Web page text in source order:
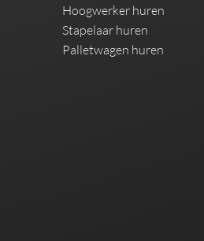
Hoogwerker huren
Stapelaar huren
Palletwagen huren